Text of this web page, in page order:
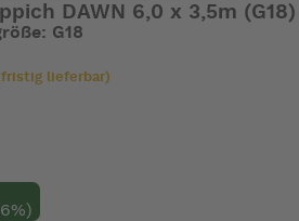
DAWN 6,0 x 3,5m (G18)
G18
lieferbar)